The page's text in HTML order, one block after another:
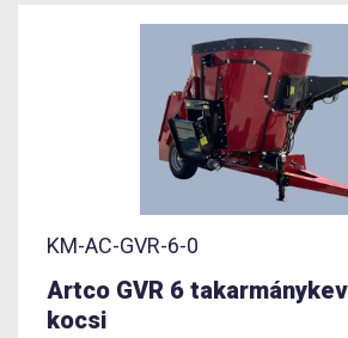
KM-AC-GVR-6-0
Artco GVR 6
kocsi